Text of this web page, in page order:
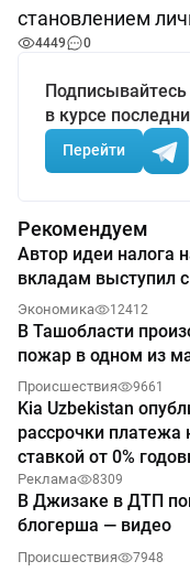
становлением
4449 0
в курсе
Перейти
Рекомендуем
Автор идеи налога
вкладам выступил
Экономика 12412
В Ташобласти
пожар в одном из
Происшествия 9661
Kia Uzbekistan
рассрочки платежа
ставкой от 0%
Реклама 8309
В Джизаке в ДТП
блогерша — видео
Происшествия 7948